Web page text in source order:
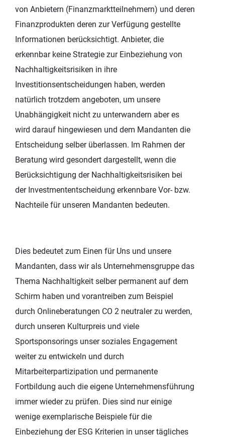
von Anbietern (Finanzmarktteilnehmern) und deren
Finanzprodukten deren zur Verfügung gestellte
Informationen berücksichtigt. Anbieter, die
erkennbar keine Strategie zur Einbeziehung von
Nachhaltigkeitsrisiken in ihre
Investitionsentscheidungen haben, werden
natürlich trotzdem angeboten, um unsere
Unabhängigkeit nicht zu unterwandern aber es
wird darauf hingewiesen und dem Mandanten die
Entscheidung selber überlassen. Im Rahmen der
Beratung wird gesondert dargestellt, wenn die
Berücksichtigung der Nachhaltigkeitsrisiken bei
der Investmententscheidung erkennbare Vor- bzw.
Nachteile für unseren Mandanten bedeuten.
Dies bedeutet zum Einen für Uns und unsere
Mandanten, dass wir als Unternehmensgruppe das
Thema Nachhaltigkeit selber permanent auf dem
Schirm haben und vorantreiben zum Beispiel
durch Onlineberatungen CO 2 neutraler zu werden,
durch unseren Kulturpreis und viele
Sportsponsorings unser soziales Engagement
weiter zu entwickeln und durch
Mitarbeiterpartizipation und permanente
Fortbildung auch die eigene Unternehmensführung
immer wieder zu prüfen. Dies sind nur einige
wenige exemplarische Beispiele für die
Einbeziehung der ESG Kriterien in unser tägliches